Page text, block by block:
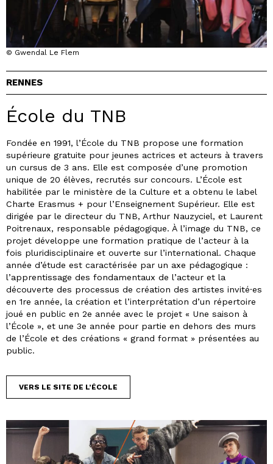
© Gwendal Le Flem
RENNES
École du TNB
Fondée en 1991, l’École du TNB propose une formation
supérieure gratuite pour jeunes actrices et acteurs à travers
un cursus de 3 ans. Elle est composée d’une promotion
unique de 20 élèves, recrutés sur concours. L’École est
habilitée par le ministère de la Culture et a obtenu le label
Charte Erasmus + pour l’Enseignement Supérieur. Elle est
dirigée par le directeur du TNB, Arthur Nauzyciel, et Laurent
Poitrenaux, responsable pédagogique. À l’image du TNB, ce
projet développe une formation pratique de l’acteur à la
fois pluridisciplinaire et ouverte sur l’international. Chaque
année d’étude est caractérisée par un axe pédagogique :
l’apprentissage des fondamentaux de l’acteur et la
découverte des processus de création des artistes invité·es
en 1re année, la création et l’interprétation d’un répertoire
joué en public en 2e année avec le projet « Une saison à
l’École », et une 3e année pour partie en dehors des murs
de l’École et des créations « grand format » présentées au
public.
VERS LE SITE DE L’ÉCOLE